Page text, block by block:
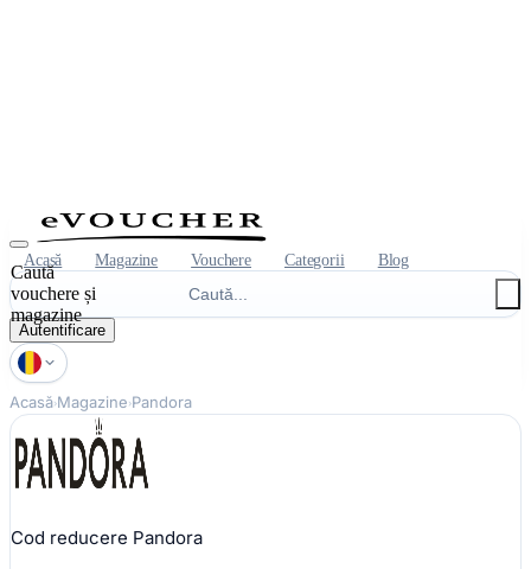
Acasă Magazine Vouchere Categorii Blog
Caută
vouchere și
magazine
Autentificare
Acasă Magazine Pandora
Cod reducere Pandora